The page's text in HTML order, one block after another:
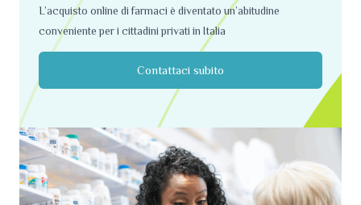
L’acquisto online di farmaci è diventato un’abitudine
conveniente per i cittadini privati ​​in Italia
Contattaci subito